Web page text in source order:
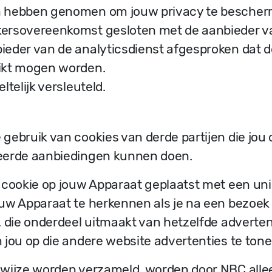
genomen om jouw privacy te
gesloten met de aanbieder
van de analyticsdienst afgesproken dat
mogen worden.
versleuteld.
gebruik van cookies van derde partijen die jou
aanbiedingen kunnen doen.
op jouw Apparaat geplaatst met een
Apparaat te herkennen als je na een
onderdeel uitmaakt van hetzelfde
jou op die andere website advertenties te